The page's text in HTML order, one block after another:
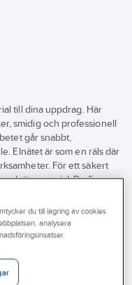
till dina uppdrag. Här
smidig och professionell
går snabbt,
Elnätet är som en räls där
För ett säkert
elnätsmaterial. Du finner
Vi har produkter från
breda utbud av
eller besök din närmsta
du till lagring av cookies
analysera